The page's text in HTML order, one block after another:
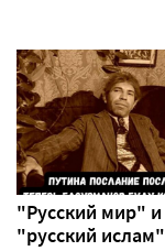
"Русский мир" и
"русский ислам"